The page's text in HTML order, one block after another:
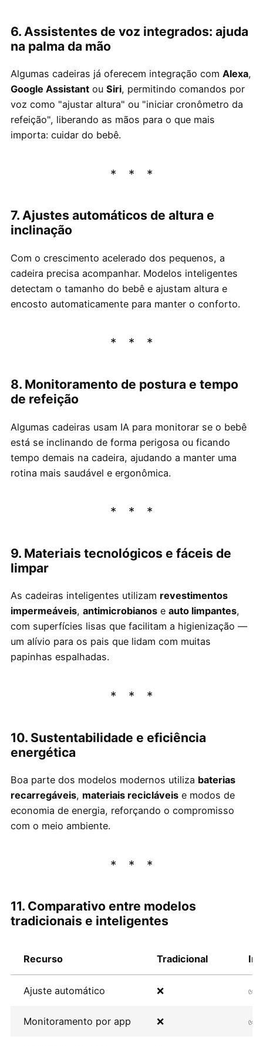
6. Assistentes de voz integrados: ajuda
na palma da mão
Algumas cadeiras já oferecem integração com Alexa,
Google Assistantou Siri, permitindo comandos por
voz como "ajustar altura" ou "iniciar cronômetro da
refeição", liberando as mãos para o que mais
importa: cuidar do bebê.
7. Ajustes automáticos de altura e
inclinação
Com o crescimento acelerado dos pequenos, a
cadeira precisa acompanhar. Modelos inteligentes
detectam o tamanho do bebê e ajustam altura e
encosto automaticamente para manter o conforto.
8. Monitoramento de postura e tempo
de refeição
Algumas cadeiras usam IA para monitorar se o bebê
está se inclinando de forma perigosa ou ficando
tempo demais na cadeira, ajudando a manter uma
rotina mais saudável e ergonômica.
9. Materiais tecnológicos e fáceis de
limpar
As cadeiras inteligentes utilizam revestimentos
impermeáveis, antimicrobianose auto limpantes,
com superfícies lisas que facilitam a higienização —
um alívio para os pais que lidam com muitas
papinhas espalhadas.
10. Sustentabilidade e eficiência
energética
Boa parte dos modelos modernos utiliza baterias
recarregáveis, materiais recicláveise modos de
economia de energia, reforçando o compromisso
com o meio ambiente.
11. Comparativo entre modelos
tradicionais e inteligentes
Recurso Tradicional
Ajuste automático ❌ ✅
Monitoramento por app ❌ ✅